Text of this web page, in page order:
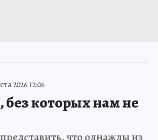
2026 12:06
которых нам не